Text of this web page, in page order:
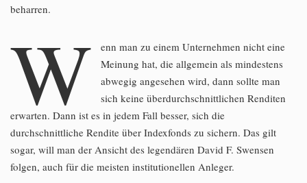
beharren.
W
enn man zu einem Unternehmen nicht eine
Meinung hat, die allgemein als mindestens
abwegig angesehen wird, dann sollte man
sich keine überdurchschnittlichen Renditen
erwarten. Dann ist es in jedem Fall besser, sich die
durchschnittliche Rendite über Indexfonds zu sichern. Das gilt
sogar, will man der Ansicht des legendären David F. Swensen
folgen, auch für die meisten institutionellen Anleger.